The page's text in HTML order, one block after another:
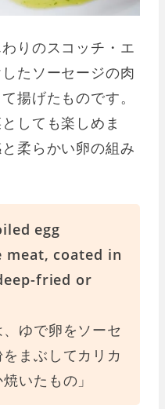
りのスコッチ・エ
たソーセージの肉
揚げたものです。
しても楽しめま
柔らかい卵の組み
egg
meat, coated in
fried or
、ゆで卵をソーセ
まぶしてカリカ
いたもの」